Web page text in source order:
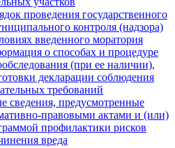
проведения государственного
контроля (надзора)
введенного моратория
о способах и процедуре
(при ее наличии),
декларации соблюдения
требований
сведения, предусмотренные
правовыми актами и (или)
профилактики рисков
вреда